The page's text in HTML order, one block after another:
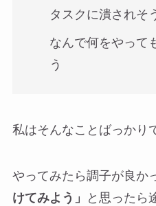
タスクに潰されそ
なんで何をやって
う
私はそんなことばっかり
やってみたら調子が良か
けてみよう」
と思ったら